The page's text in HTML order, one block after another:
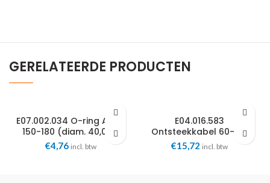
GERELATEERDE PRODUCTEN
E07.002.034 O-ring A/CD
150-180 (diam. 40,00 x
4,00) Eco Heating
€4,76 incl. btw
E04.016.583
Ontsteekkabel 60-180
BIC Eco Heating
€15,72 incl. btw